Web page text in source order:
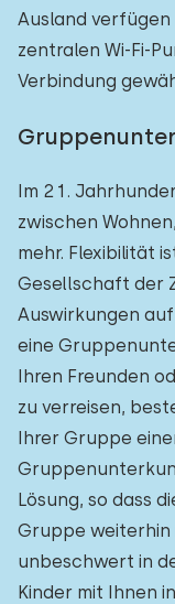
Ausland verfügen
zentralen Wi-Fi-
Verbindung
Im 21.
zwischen
mehr. Flexibilität
Gesellschaft der
Auswirkungen
eine
Ihren Freunden
zu verreisen,
Ihrer Gruppe
Lösung, so dass
Gruppe weiterhin
unbeschwert in
Kinder mit Ihnen